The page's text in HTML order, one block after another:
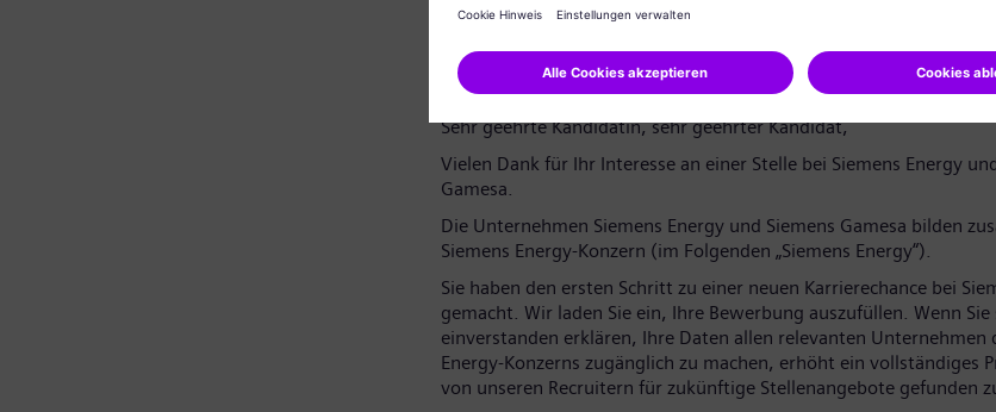
Bestätigung des Passworts*
Datenschutzerklärung
Sehr geehrte Kandidatin, sehr geehrter Kandidat,
Vielen Dank für Ihr Interesse an einer Stelle bei Siemens Energy
Gamesa.
Die Unternehmen Siemens Energy und Siemens Gamesa bilden
Siemens Energy-Konzern (im Folgenden „Siemens Energy“).
Sie haben den ersten Schritt zu einer neuen Karrierechance bei
gemacht. Wir laden Sie ein, Ihre Bewerbung auszufüllen. Wenn
einverstanden erklären, Ihre Daten allen relevanten Unternehmen
Energy-Konzerns zugänglich zu machen, erhöht ein vollständiges
von unseren Recruitern für zukünftige Stellenangebote gefunden